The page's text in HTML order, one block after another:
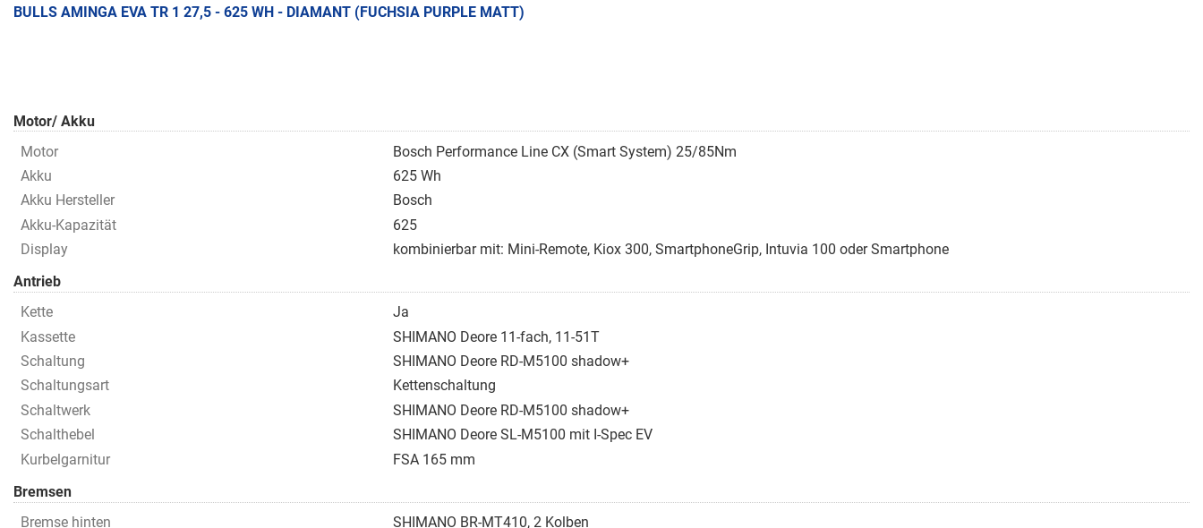
BULLS AMINGA EVA TR 1 27,5 - 625 WH - DIAMANT (FUCHSIA PURPLE MATT)
Motor/ Akku
Motor
Bosch Performance Line CX (Smart System) 25/85Nm
Akku
625 Wh
Akku Hersteller
Bosch
Akku-Kapazität
625
Display
kombinierbar mit: Mini-Remote, Kiox 300, SmartphoneGrip, Intuvia 100 oder Smartphone
Antrieb
Kette
Ja
Kassette
SHIMANO Deore 11-fach, 11-51T
Schaltung
SHIMANO Deore RD-M5100 shadow+
Schaltungsart
Kettenschaltung
Schaltwerk
SHIMANO Deore RD-M5100 shadow+
Schalthebel
SHIMANO Deore SL-M5100 mit I-Spec EV
Kurbelgarnitur
FSA 165 mm
Bremsen
Bremse hinten
SHIMANO BR-MT410, 2 Kolben